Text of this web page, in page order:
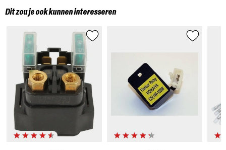
Dit zou je ook kunnen interesseren